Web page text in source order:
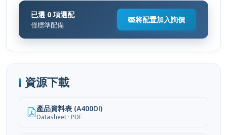
已選 0 項選配
僅標準配備
將配置加入詢價
資源下載
產品資料表 (A400DI)
Datasheet · PDF